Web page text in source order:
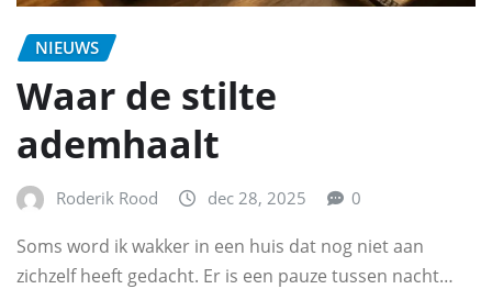
NIEUWS
Waar de stilte
ademhaalt
Roderik Rood dec 28, 2025 0
Soms word ik wakker in een huis dat nog niet aan
zichzelf heeft gedacht. Er is een pauze tussen nacht…